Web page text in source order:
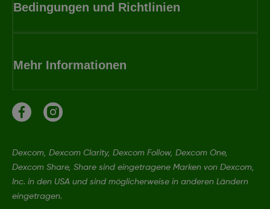
Bedingungen und Richtlinien
Mehr Informationen
Dexcom, Dexcom Clarity, Dexcom Follow, Dexcom One,
Dexcom Share, Share sind eingetragene Marken von Dexcom,
Inc. in den USA und sind möglicherweise in anderen Ländern
eingetragen.